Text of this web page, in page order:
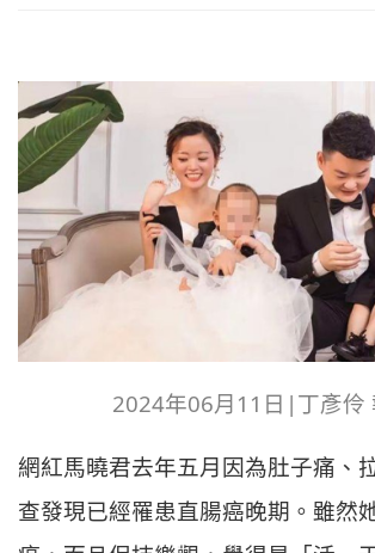
2024年06月11日|丁彥伶
網紅馬曉君去年五月因為肚子痛、
查發現已經罹患直腸癌晚期。雖然